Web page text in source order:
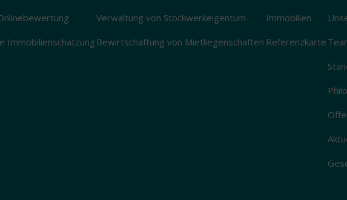
Immobilienschätzung
Verwaltung von Stockwerkeigentum
Bewirtschaftung von Mietliegenschaften
Immobilien
Referenzkarte